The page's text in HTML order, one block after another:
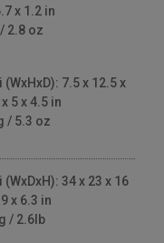
x 1.2 in
2.8 oz
7.5 x 12.5 x
5 x 4.5 in
/ 5.3 oz
34 x 23 x 16
x 6.3 in
/ 2.6lb